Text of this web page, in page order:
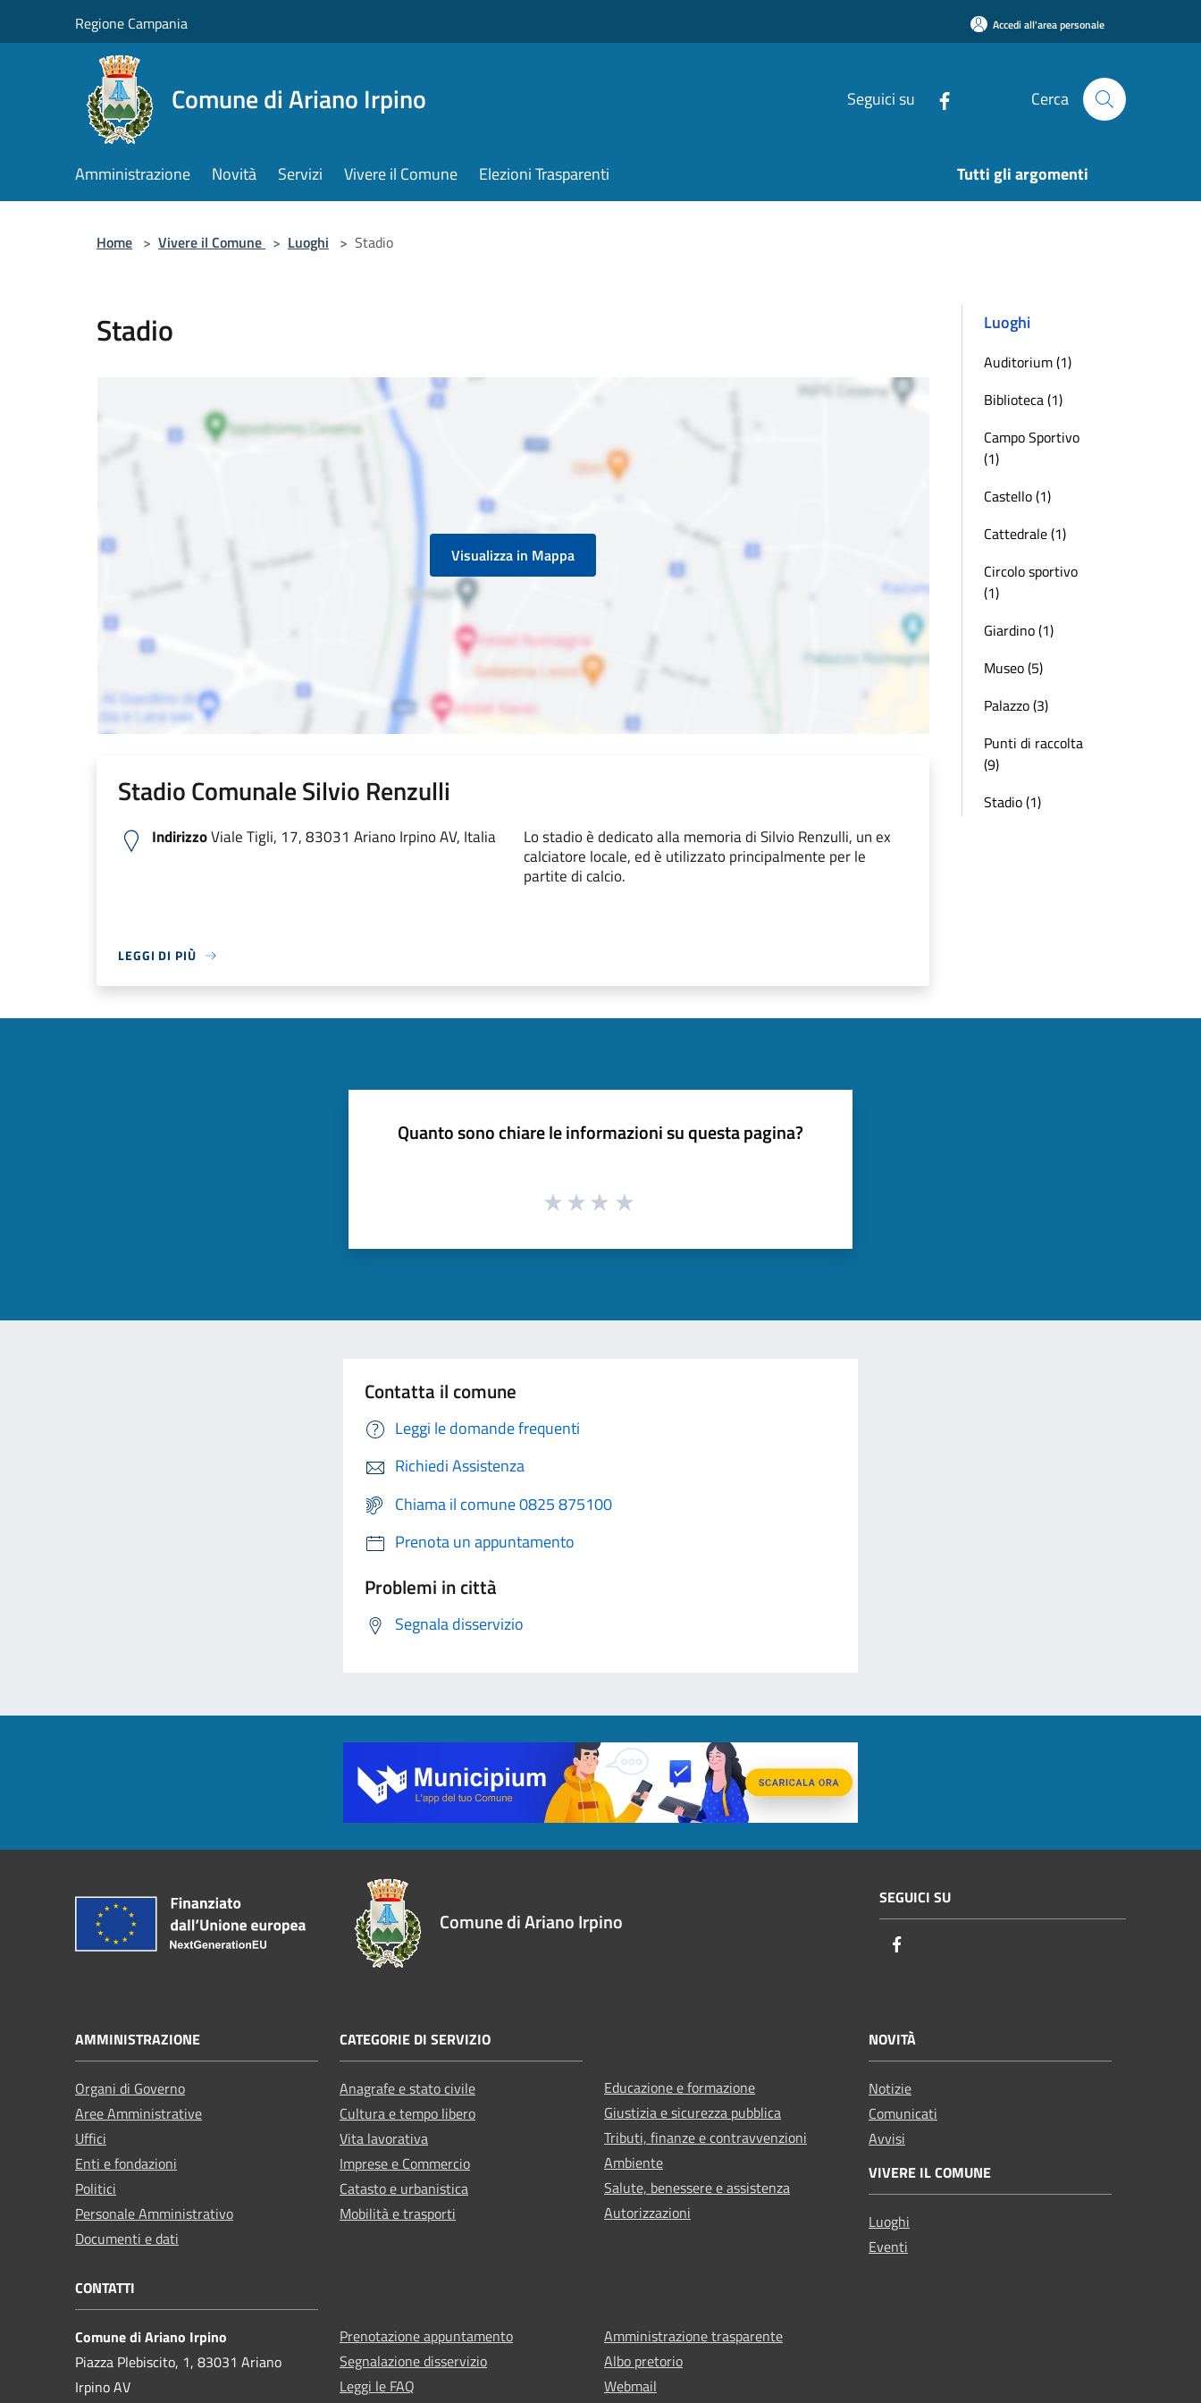
Regione Campania Accedi all'area personale
Comune di Ariano Irpino Seguici su Cerca
Amministrazione Novità Servizi Vivere il Comune Elezioni Trasparenti Tutti gli argomenti
Home > Vivere il Comune > Luoghi > Stadio
Stadio
Visualizza in Mappa
Stadio Comunale Silvio Renzulli
IndirizzoViale Tigli, 17, 83031 Ariano Irpino AV, Italia
Lo stadio è dedicato alla memoria di Silvio Renzulli, un ex
calciatore locale, ed è utilizzato principalmente per le
partite di calcio.
LEGGI DI PIÙ
Luoghi
Auditorium (1)
Biblioteca (1)
Campo Sportivo
(1)
Castello (1)
Cattedrale (1)
Circolo sportivo
(1)
Giardino (1)
Museo (5)
Palazzo (3)
Punti di raccolta
(9)
Stadio (1)
Quanto sono chiare le informazioni su questa pagina?
Contatta il comune
Leggi le domande frequenti
Richiedi Assistenza
Chiama il comune 0825 875100
Prenota un appuntamento
Problemi in città
Segnala disservizio
Comune di Ariano Irpino
SEGUICI SU
AMMINISTRAZIONE
Organi di Governo
Aree Amministrative
Uffici
Enti e fondazioni
Politici
Personale Amministrativo
Documenti e dati
CATEGORIE DI SERVIZIO
Anagrafe e stato civile
Cultura e tempo libero
Vita lavorativa
Imprese e Commercio
Catasto e urbanistica
Mobilità e trasporti
Educazione e formazione
Giustizia e sicurezza pubblica
Tributi, finanze e contravvenzioni
Ambiente
Salute, benessere e assistenza
Autorizzazioni
NOVITÀ
Notizie
Comunicati
Avvisi
VIVERE IL COMUNE
Luoghi
Eventi
CONTATTI
Comune di Ariano Irpino
Piazza Plebiscito, 1, 83031 Ariano
Irpino AV
Prenotazione appuntamento
Segnalazione disservizio
Leggi le FAQ
Amministrazione trasparente
Albo pretorio
Webmail